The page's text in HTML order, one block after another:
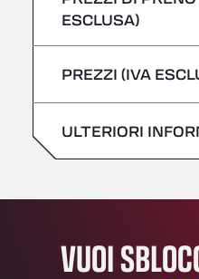
All 4 Trucks
Klaverbladstaat 21,
American Truck
Aut. A4 Salida 288 Pol.
Andamur La
Andamur Pamplona
Andamur San
Sabato –
giovedì
Sabato –
ESCLUSA)
PREZZI (IVA
ULTERIORI
VUOI